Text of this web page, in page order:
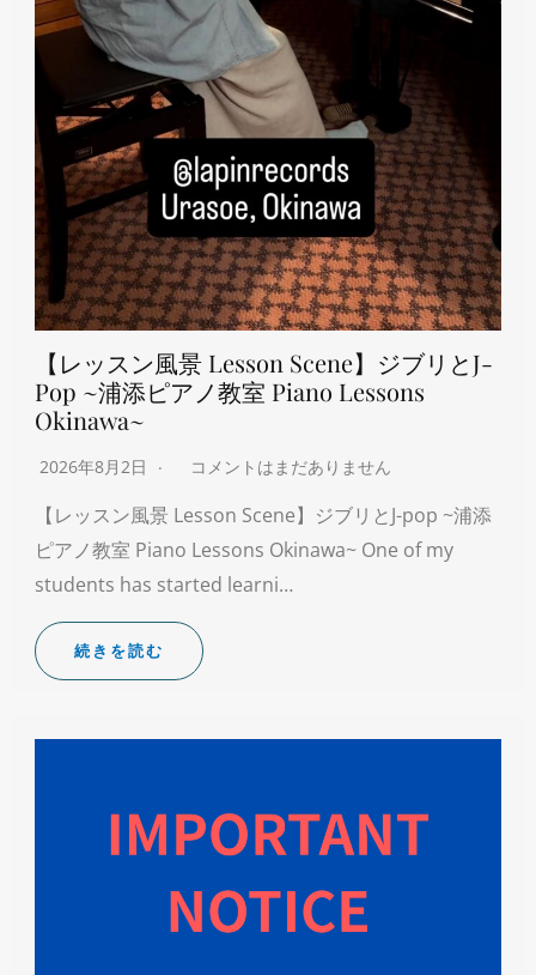
【レッスン風景 Lesson Scene】ジブリとJ-
Pop ~浦添ピアノ教室 Piano Lessons
Okinawa~
2026年8月2日 コメントはまだありません
【レッスン風景 Lesson Scene】ジブリとJ-pop ~浦添
ピアノ教室 Piano Lessons Okinawa~ One of my
students has started learni…
続きを読む